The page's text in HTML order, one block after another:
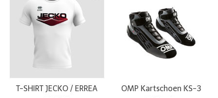
T-SHIRT JECKO / ERREA
OMP Kartschoen KS-3